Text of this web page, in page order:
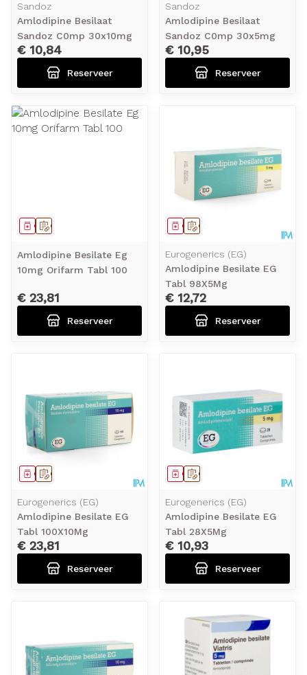
Sandoz
Amlodipine Besilaat
Sandoz C0mp 30x10mg
€ 10,84
Reserveer
Sandoz
Amlodipine Besilaat
Sandoz C0mp 30x5mg
€ 10,95
Reserveer
Op voorschrift
Geneesmiddel
Amlodipine Besilate Eg
10mg Orifarm Tabl 100
€ 23,81
Reserveer
Op voorschrift
Geneesmiddel
Eurogenerics (EG)
Amlodipine Besilate EG
Tabl 98X5Mg
€ 12,72
Reserveer
Op voorschrift
Geneesmiddel
Eurogenerics (EG)
Amlodipine Besilate EG
Tabl 100X10Mg
€ 23,81
Reserveer
Op voorschrift
Geneesmiddel
Eurogenerics (EG)
Amlodipine Besilate EG
Tabl 28X5Mg
€ 10,93
Reserveer